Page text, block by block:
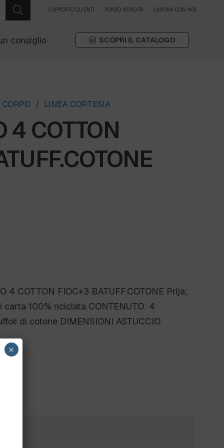
SUPPORTO CLIENTI PUNTO VENDITA LAVORA CON NOI
consiglio SCOPRI IL CATALOGO
/ LINEA CORTESIA
4 COTTON
4 COTTON FIOC+3 BATUFF.COTONE Prija;
100% riciclata CONTENUTO: 4
di cotone DIMENSIONI ASTUCCIO
×